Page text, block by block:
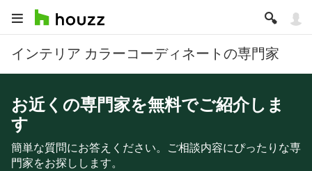
インテリア カラーコーディネートの専門家
お近くの専門家を無料でご紹介しま
す
簡単な質問にお答えください。ご相談内容にぴったりな専
門家をお探しします。